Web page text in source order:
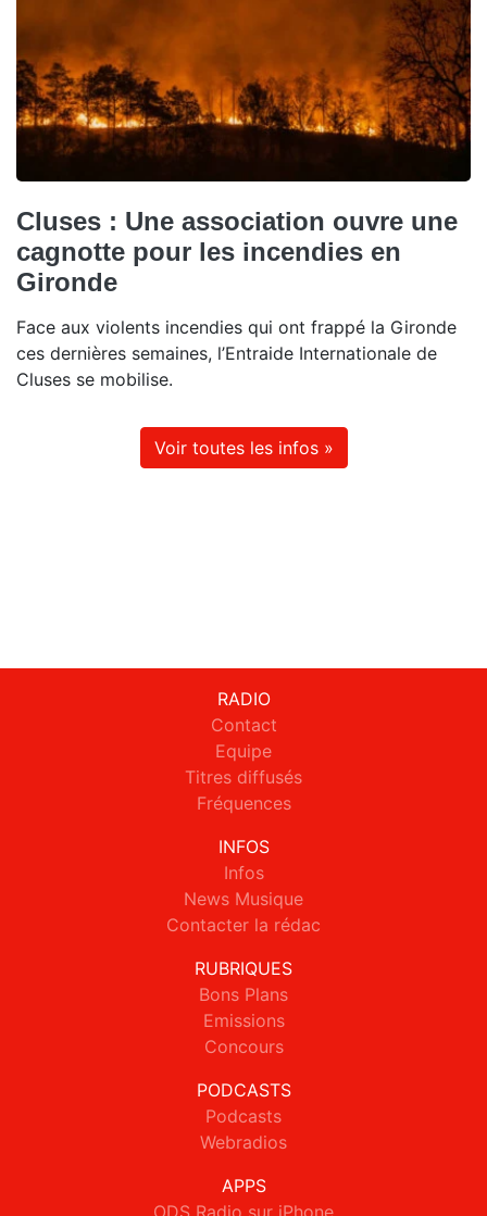
Cluses : Une association ouvre une
cagnotte pour les incendies en
Gironde
Face aux violents incendies qui ont frappé la Gironde
ces dernières semaines, l’Entraide Internationale de
Cluses se mobilise.
Voir toutes les infos »
RADIO
Contact
Equipe
Titres diffusés
Fréquences
INFOS
Infos
News Musique
Contacter la rédac
RUBRIQUES
Bons Plans
Emissions
Concours
PODCASTS
Podcasts
Webradios
APPS